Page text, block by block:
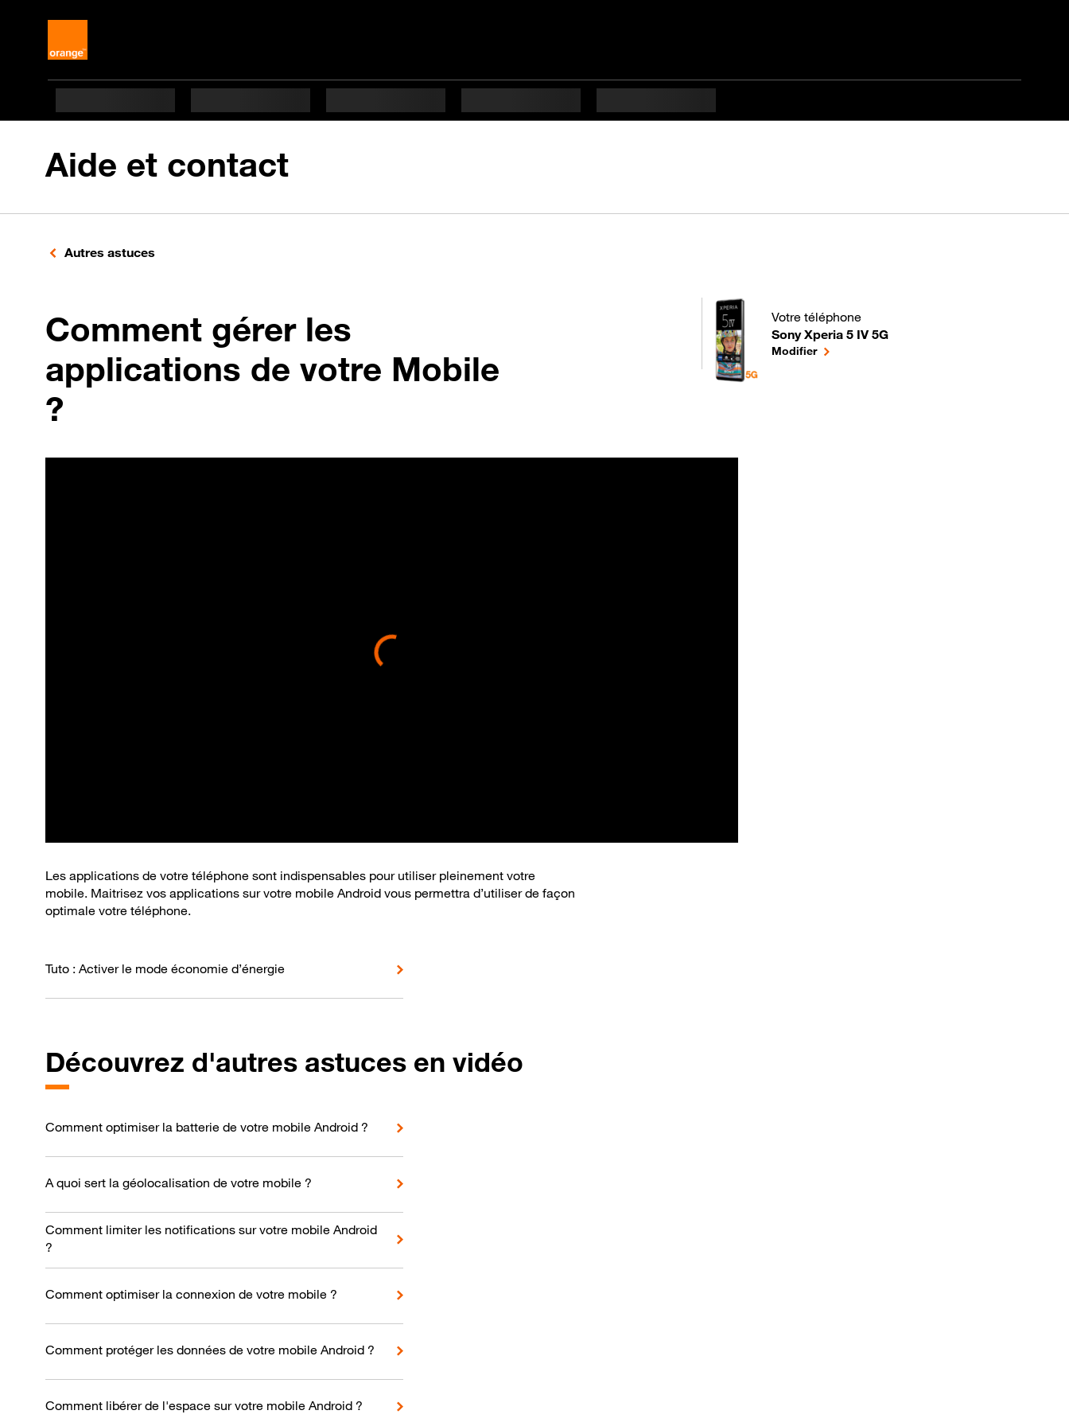
Aide et contact
Autres astuces
Comment gérer les
applications de votre Mobile
?
Votre téléphone
Sony Xperia 5 IV 5G
Comment gérer les applications de votre Mobile ?
Modifierle téléphone sélectionné
Les applications de votre téléphone sont indispensables pour utiliser pleinement votre
mobile. Maitrisez vos applications sur votre mobile Android vous permettra d’utiliser de façon
optimale votre téléphone.
Tuto : Activer le mode économie d’énergie
Découvrez d'autres astuces en vidéo
Comment optimiser la batterie de votre mobile Android ?
A quoi sert la géolocalisation de votre mobile ?
Comment limiter les notifications sur votre mobile Android
?
Comment optimiser la connexion de votre mobile ?
Comment protéger les données de votre mobile Android ?
Comment libérer de l'espace sur votre mobile Android ?